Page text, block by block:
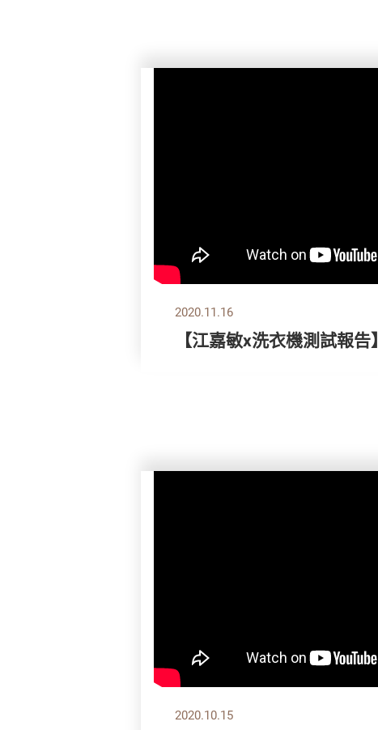
2020.11.16
【江嘉敏x洗衣機測試報告】
2020.10.15